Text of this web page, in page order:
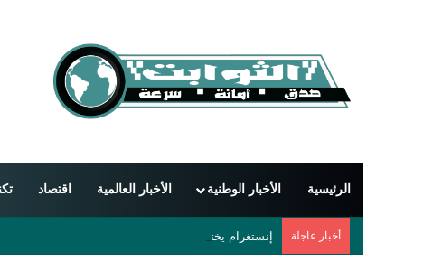
الرئيسية الأخبار الوطنية الأخبار العالمية اقتصاد
أخبار عاجلة إنستغرام يختبر تحديثات جديدة تمنح المستخدمين